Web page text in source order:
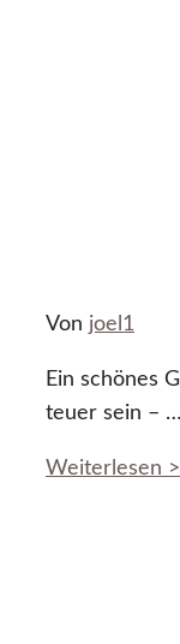
Von joel1
Ein schönes
teuer sein – …
Weiterlesen >